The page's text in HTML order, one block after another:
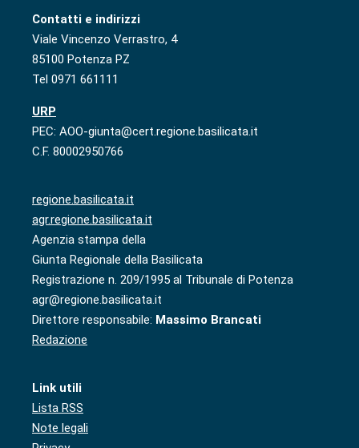
Contatti e indirizzi
Viale Vincenzo Verrastro, 4
85100 Potenza PZ
Tel 0971 661111
URP
PEC: AOO-giunta@cert.regione.basilicata.it
C.F. 80002950766
regione.basilicata.it
agr.regione.basilicata.it
Agenzia stampa della
Giunta Regionale della Basilicata
Registrazione n. 209/1995 al Tribunale di Potenza
agr@regione.basilicata.it
Direttore responsabile: Massimo Brancati
Redazione
Link utili
Lista RSS
Note legali